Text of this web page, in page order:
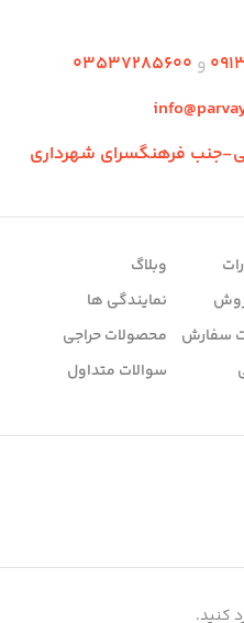
و 03537285600
جنب فرهنگسرای شهرداری
سفارش
وبلاگ
نمایندگی ها
محصولات حراجی
سوالات متداول
کنید.